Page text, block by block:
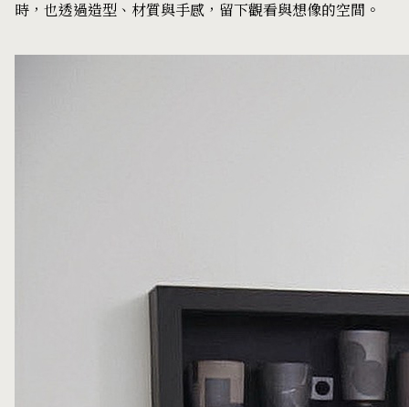
時，也透過造型、材質與手感，留下觀看與想像的空間。